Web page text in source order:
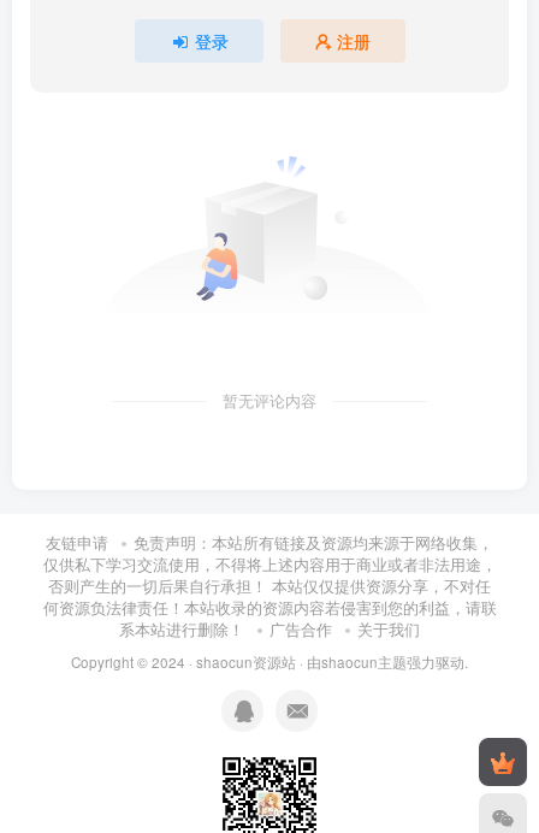
登录 注册
暂无评论内容
友链申请
免责声明：本站所有链接及资源均来源于网络收集，
仅供私下学习交流使用，不得将上述内容用于商业或者非法用途，
否则产生的一切后果自行承担！ 本站仅仅提供资源分享，不对任
何资源负法律责任！本站收录的资源内容若侵害到您的利益，请联
系本站进行删除！
广告合作 关于我们
Copyright © 2024 · shaocun资源站 · 由shaocun主题强力驱动.